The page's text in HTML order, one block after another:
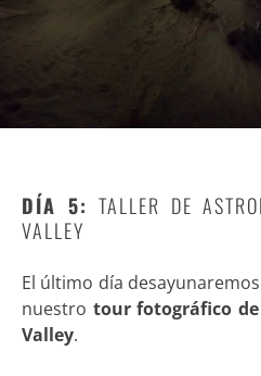
DÍA 5: TALLER DE
VALLEY
El último día
nuestro tour fotográfico
Valley.